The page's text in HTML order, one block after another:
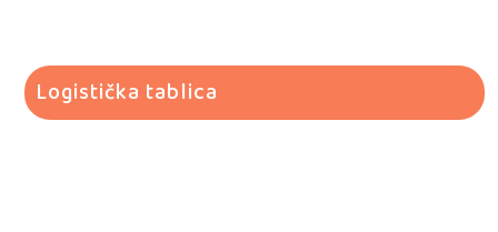
Logistička tablica